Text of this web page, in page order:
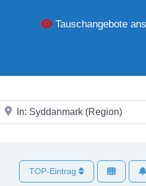
Tauschangebote
In der Nähe
TOP-Eintrag